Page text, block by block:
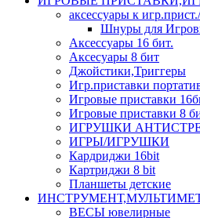
аксесcуары к
Шнуры для
Аксессуары 16 бит.
Аксесуары 8 бит
Джойстики,Триггеры
Игр.приставки
Игровые приставки
Игровые приставки 8
ИГРУШКИ
ИГРЫ/ИГРУШКИ
Кардриджи 16bit
Картриджи 8 bit
Планшеты детские
ВЕСЫ ювелирные